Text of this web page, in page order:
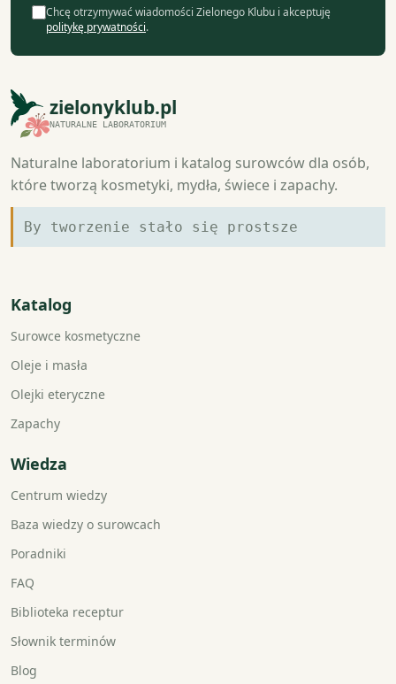
Chcę otrzymywać wiadomości Zielonego Klubu i akceptuję
politykę prywatności.
zielonyklub.pl
NATURALNE LABORATORIUM
Naturalne laboratorium i katalog surowców dla osób,
które tworzą kosmetyki, mydła, świece i zapachy.
By tworzenie stało się prostsze
Katalog
Surowce kosmetyczne
Oleje i masła
Olejki eteryczne
Zapachy
Wiedza
Centrum wiedzy
Baza wiedzy o surowcach
Poradniki
FAQ
Biblioteka receptur
Słownik terminów
Blog